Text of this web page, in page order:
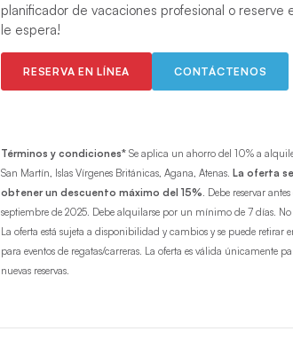
planificador de vacaciones profesional o reserve
le espera!
RESERVA EN LÍNEA CONTÁCTENOS
Términos y condiciones* Se aplica un ahorro del 10% a
San Martín, Islas Vírgenes Británicas, Agana, Atenas. La oferta
obtener un descuento máximo del 15%. Debe reservar
septiembre de 2025. Debe alquilarse por un mínimo de 7 días.
La oferta está sujeta a disponibilidad y cambios y se puede
para eventos de regatas/carreras. La oferta es válida únicamente
nuevas reservas.